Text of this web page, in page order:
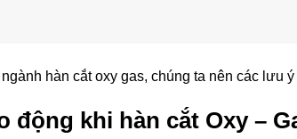
hàn cắt oxy gas, chúng ta nên các lưu
động khi hàn cắt Oxy –